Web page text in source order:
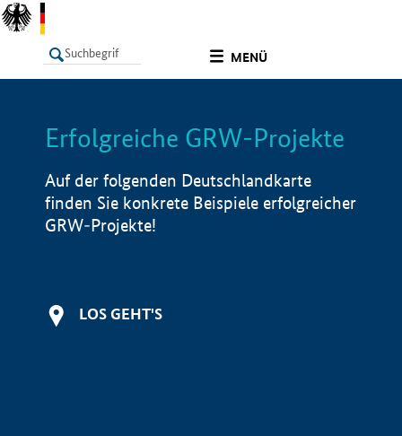
MENÜ
LISTE Info
Erfolgreiche GRW-Projekte
Auf der folgenden Deutschlandkarte
finden Sie konkrete Beispiele erfolgreicher
GRW-Projekte!
LOS GEHT'S